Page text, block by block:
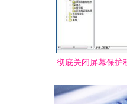
彻底关闭屏幕保护